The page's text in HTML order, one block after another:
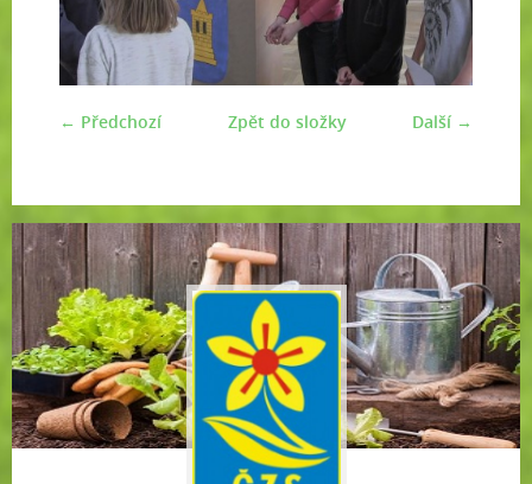
← Předchozí Další →
Zpět do složky